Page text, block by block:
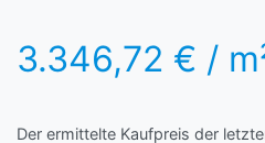
3.346,72 € /
Der ermittelte Kaufpreis der